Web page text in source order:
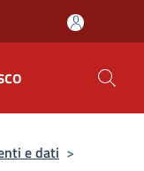
e dati >